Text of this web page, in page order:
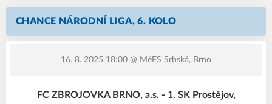
CHANCE NÁRODNÍ LIGA, 6. KOLO
16. 8. 2025 18:00 @ MěFS Srbská, Brno
FC ZBROJOVKA BRNO, a.s. - 1. SK Prostějov,